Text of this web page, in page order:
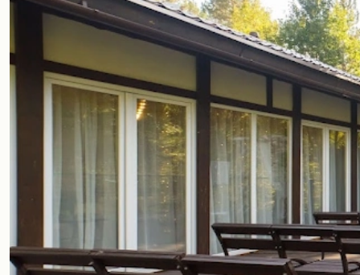
Подберите мне зал